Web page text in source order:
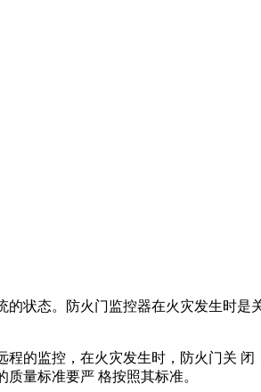
状态。防火门监控器在火灾发生时是
的监控，在火灾发生时，防火门关 闭
量标准要严 格按照其标准。